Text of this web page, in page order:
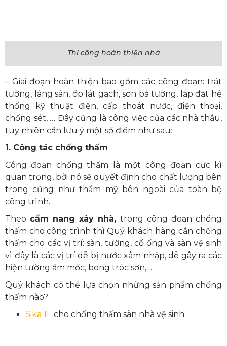
Thi công hoàn thiện nhà
– Giai đoạn hoàn thiện bao gồm các công đoạn: trát
tường, láng sàn, ốp lát gạch, sơn bả tường, lắp đặt hệ
thống kỹ thuật điện, cấp thoát nước, điện thoại,
chống sét, … Đây cũng là công việc của các nhà thầu,
tuy nhiên cần lưu ý một số điểm như sau:
1. Công tác chống thấm
Công đoạn chống thấm là một công đoạn cực kì
quan trọng, bởi nó sẽ quyết định cho chất lượng bên
trong cũng như thẩm mỹ bên ngoài của toàn bộ
công trình.
Theo cẩm nang xây nhà, trong công đoạn chống
thấm cho công trình thì Quý khách hàng cần chống
thấm cho các vị trí: sàn, tường, cổ ống và sàn vệ sinh
vì đây là các vị trí dễ bị nước xâm nhập, dễ gây ra các
hiện tường ẩm mốc, bong tróc sơn,…
Quý khách có thể lựa chọn những sản phẩm chống
thấm nào?
Sika 1F cho chống thấm sàn nhà vệ sinh